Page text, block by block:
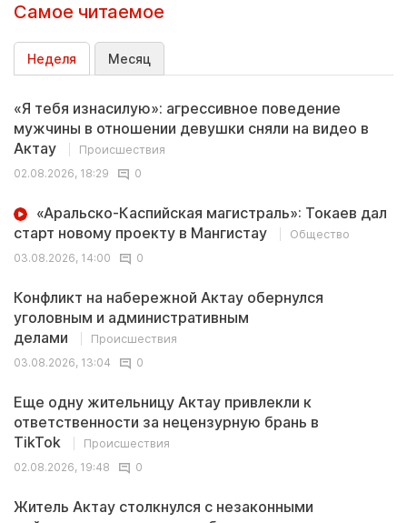
Самое читаемое
Неделя Месяц
«Я тебя изнасилую»: агрессивное поведение
мужчины в отношении девушки сняли на видео в
Актау
Происшествия
02.08.2026, 18:29
0
«Аральско-Каспийская магистраль»: Токаев дал
старт новому проекту в Мангистау
Общество
03.08.2026, 14:00
0
Конфликт на набережной Актау обернулся
уголовным и административным
делами
Происшествия
03.08.2026, 13:04
0
Еще одну жительницу Актау привлекли к
ответственности за нецензурную брань в
TikTok
Происшествия
02.08.2026, 19:48
0
Житель Актау столкнулся с незаконными